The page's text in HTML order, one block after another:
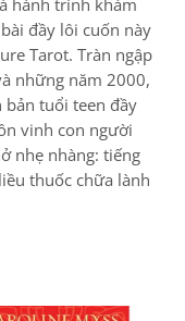
hành trình khám
đầy lôi cuốn này
Tarot. Tràn ngập
những năm 2000,
bản tuổi teen đầy
vinh con người
nhẹ nhàng: tiếng
thuốc chữa lành